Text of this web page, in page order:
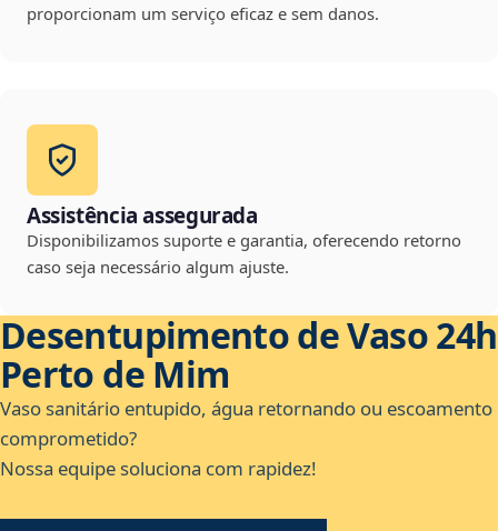
proporcionam um serviço eficaz e sem danos.
Assistência assegurada
Disponibilizamos suporte e garantia, oferecendo retorno
caso seja necessário algum ajuste.
Desentupimento de Vaso 24h
Perto de Mim
Vaso sanitário entupido, água retornando ou escoamento
comprometido?
Nossa equipe soluciona com rapidez!